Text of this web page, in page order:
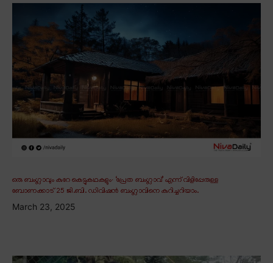
ഒരു ബംഗ്ലാവും കുറേ കെട്ടുകഥകളും∙ ‘പ്രേത ബംഗ്ലാവ്’ എന്ന് വിളിപ്പേരുള്ള
ബോണക്കാട് 25 ജി.ബി. ഡിവിഷൻ ബംഗ്ലാവിനെ കുറിച്ചറിയാം.
March 23, 2025